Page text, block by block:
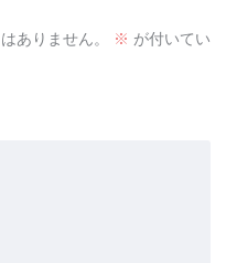
ありません。 ※ が付いてい